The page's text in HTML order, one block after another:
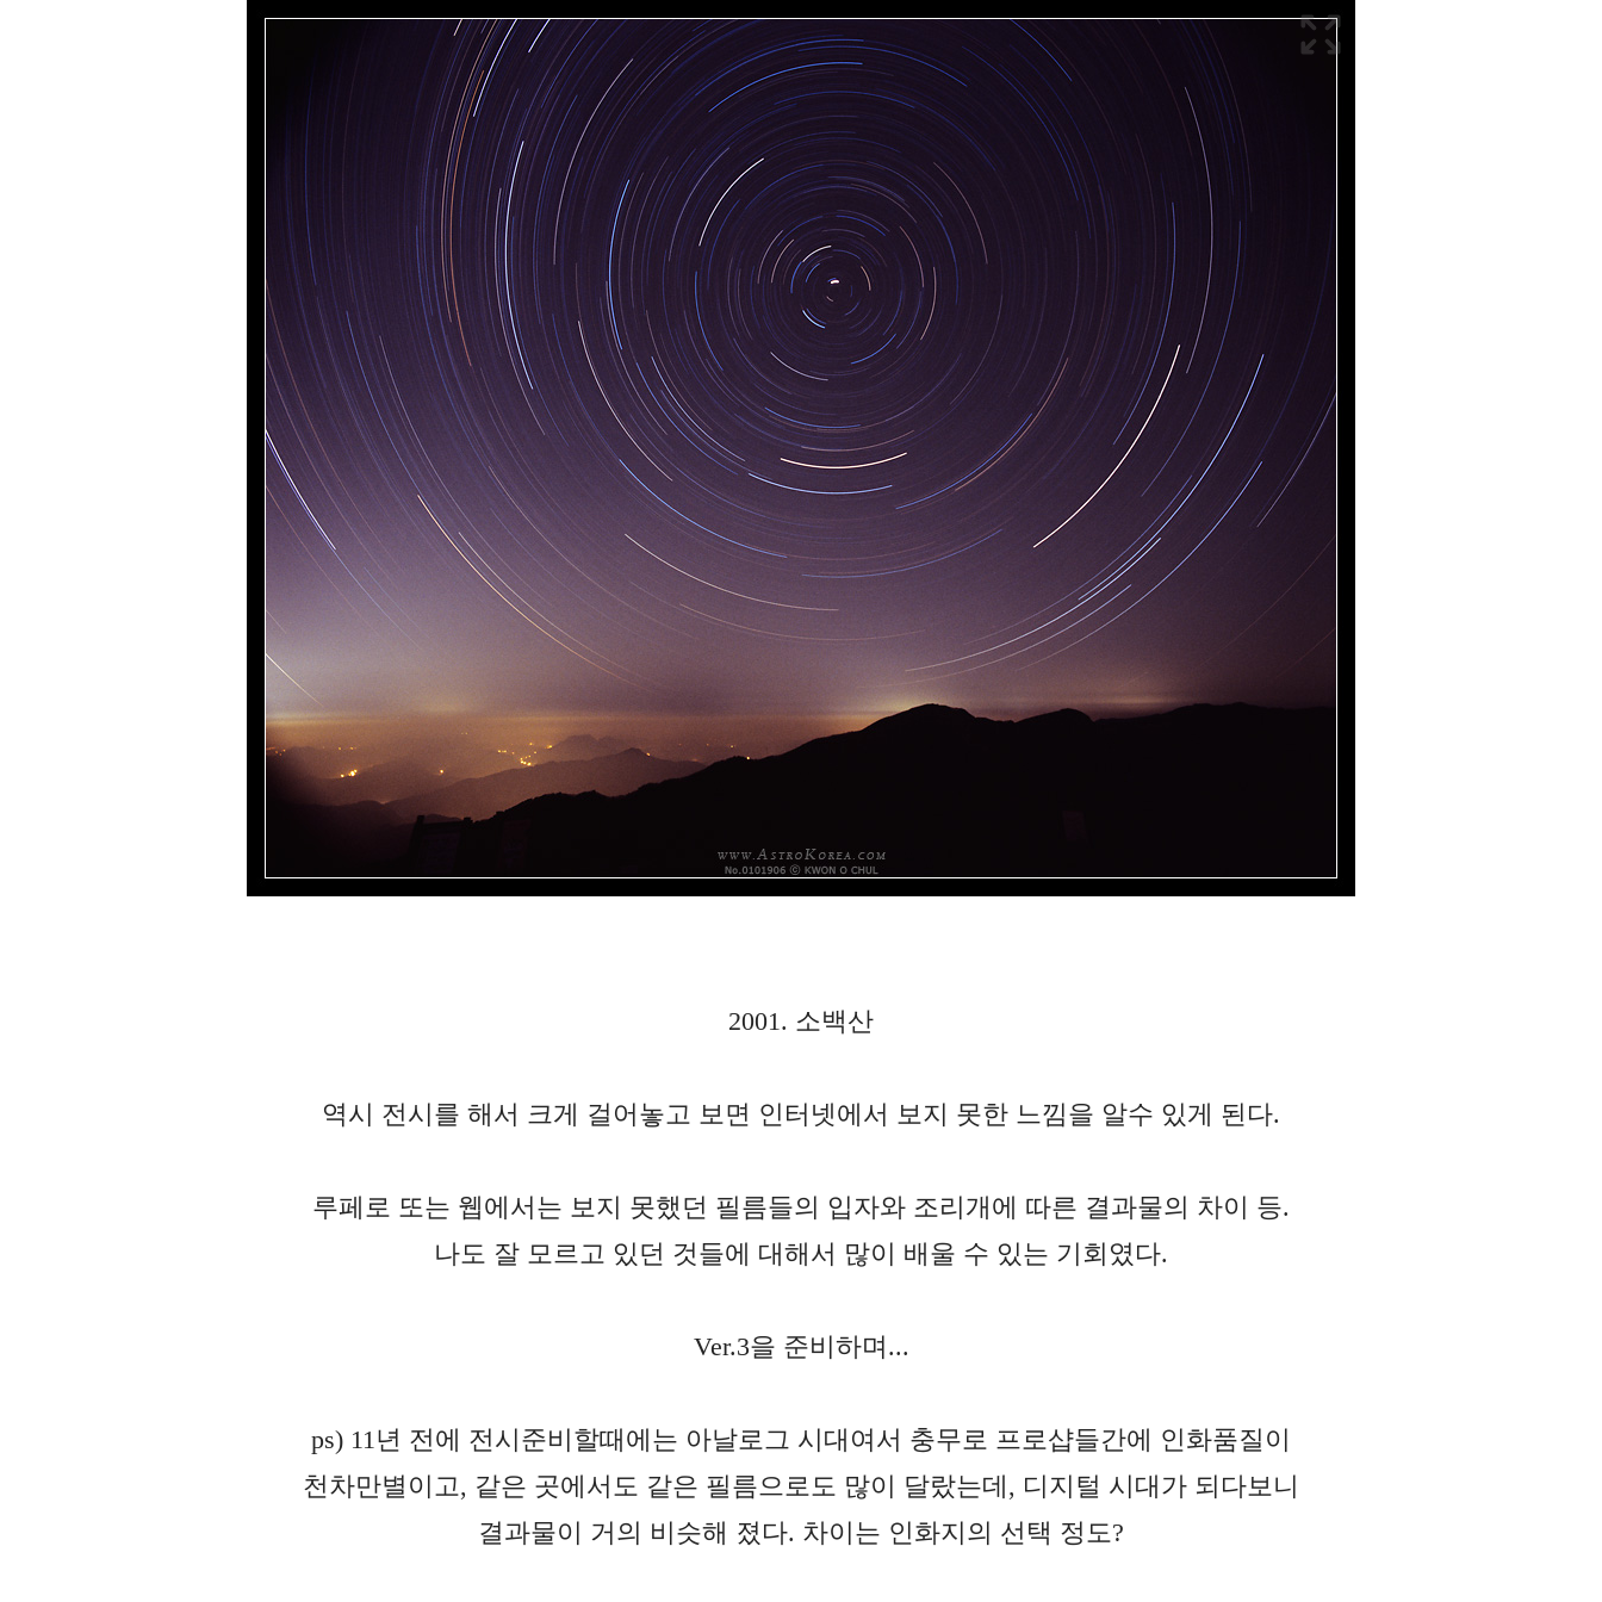
2001. 소백산
역시 전시를 해서 크게 걸어놓고 보면 인터넷에서 보지 못한 느낌을 알수 있게 된다.
루페로 또는 웹에서는 보지 못했던 필름들의 입자와 조리개에 따른 결과물의 차이 등.
나도 잘 모르고 있던 것들에 대해서 많이 배울 수 있는 기회였다.
Ver.3을 준비하며...
ps) 11년 전에 전시준비할때에는 아날로그 시대여서 충무로 프로샵들간에 인화품질이
천차만별이고, 같은 곳에서도 같은 필름으로도 많이 달랐는데, 디지털 시대가 되다보니
결과물이 거의 비슷해 졌다. 차이는 인화지의 선택 정도?